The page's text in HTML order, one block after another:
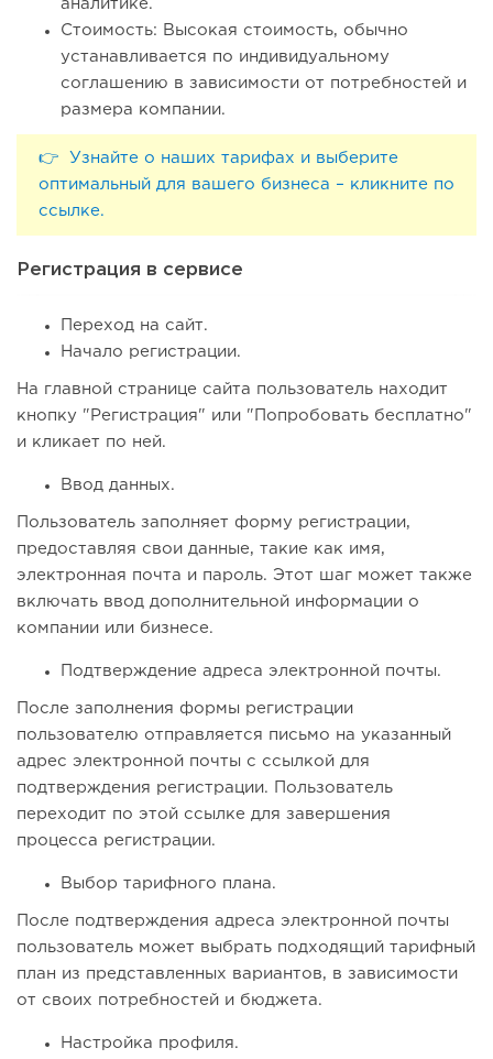
аналитике.
Стоимость: Высокая стоимость, обычно
устанавливается по индивидуальному
соглашению в зависимости от потребностей и
размера компании.
👉 Узнайте о наших тарифах и выберите
оптимальный для вашего бизнеса – кликните по
ссылке.
Регистрация в сервисе
Переход на сайт.
Начало регистрации.
На главной странице сайта пользователь находит
кнопку "Регистрация" или "Попробовать бесплатно"
и кликает по ней.
Ввод данных.
Пользователь заполняет форму регистрации,
предоставляя свои данные, такие как имя,
электронная почта и пароль. Этот шаг может также
включать ввод дополнительной информации о
компании или бизнесе.
Подтверждение адреса электронной почты.
После заполнения формы регистрации
пользователю отправляется письмо на указанный
адрес электронной почты с ссылкой для
подтверждения регистрации. Пользователь
переходит по этой ссылке для завершения
процесса регистрации.
Выбор тарифного плана.
После подтверждения адреса электронной почты
пользователь может выбрать подходящий тарифный
план из представленных вариантов, в зависимости
от своих потребностей и бюджета.
Настройка профиля.